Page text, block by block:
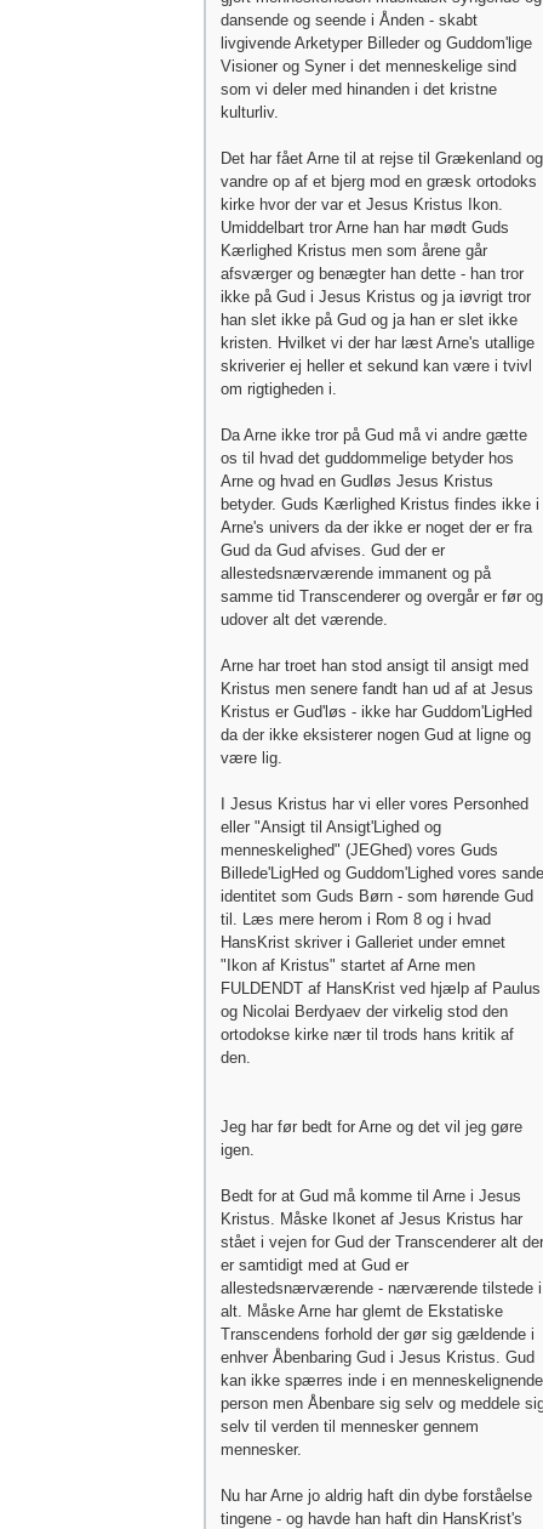
dansende og seende i Ånden - skabt
livgivende Arketyper Billeder og Guddom'lige
Visioner og Syner i det menneskelige sind
som vi deler med hinanden i det kristne
kulturliv.
Det har fået Arne til at rejse til Grækenland og
vandre op af et bjerg mod en græsk ortodoks
kirke hvor der var et Jesus Kristus Ikon.
Umiddelbart tror Arne han har mødt Guds
Kærlighed Kristus men som årene går
afsværger og benægter han dette - han tror
ikke på Gud i Jesus Kristus og ja iøvrigt tror
han slet ikke på Gud og ja han er slet ikke
kristen. Hvilket vi der har læst Arne's utallige
skriverier ej heller et sekund kan være i tvivl
om rigtigheden i.
Da Arne ikke tror på Gud må vi andre gætte
os til hvad det guddommelige betyder hos
Arne og hvad en Gudløs Jesus Kristus
betyder. Guds Kærlighed Kristus findes ikke i
Arne's univers da der ikke er noget der er fra
Gud da Gud afvises. Gud der er
allestedsnærværende immanent og på
samme tid Transcenderer og overgår er før og
udover alt det værende.
Arne har troet han stod ansigt til ansigt med
Kristus men senere fandt han ud af at Jesus
Kristus er Gud'løs - ikke har Guddom'LigHed
da der ikke eksisterer nogen Gud at ligne og
være lig.
I Jesus Kristus har vi eller vores Personhed
eller "Ansigt til Ansigt'Lighed og
menneskelighed" (JEGhed) vores Guds
Billede'LigHed og Guddom'Lighed vores sande
identitet som Guds Børn - som hørende Gud
til. Læs mere herom i Rom 8 og i hvad
HansKrist skriver i Galleriet under emnet
"Ikon af Kristus" startet af Arne men
FULDENDT af HansKrist ved hjælp af Paulus
og Nicolai Berdyaev der virkelig stod den
ortodokse kirke nær til trods hans kritik af
den.
Jeg har før bedt for Arne og det vil jeg gøre
igen.
Bedt for at Gud må komme til Arne i Jesus
Kristus. Måske Ikonet af Jesus Kristus har
stået i vejen for Gud der Transcenderer alt der
er samtidigt med at Gud er
allestedsnærværende - nærværende tilstede i
alt. Måske Arne har glemt de Ekstatiske
Transcendens forhold der gør sig gældende i
enhver Åbenbaring Gud i Jesus Kristus. Gud
kan ikke spærres inde i en menneskelignende
person men Åbenbare sig selv og meddele
selv til verden til mennesker gennem
mennesker.
Nu har Arne jo aldrig haft din dybe forståelse
tingene - og havde han haft din HansKrist's